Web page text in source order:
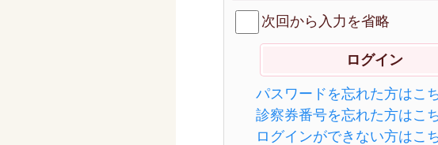
次回から入力を省略
パスワードを忘れた方はこ
診察券番号を忘れた方はこ
ログインができない方はこ